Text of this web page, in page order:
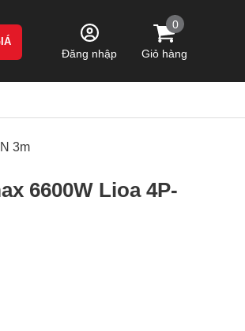
Đăng nhập
0
Giỏ hàng
3m
6600W Lioa 4P-